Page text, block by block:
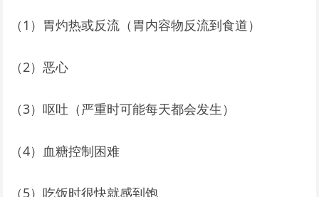
（1）胃灼热或反流（胃内容物反流到食道）
（2）恶心
（3）呕吐（严重时可能每天都会发生）
（4）血糖控制困难
（5）吃饭时很快就感到饱